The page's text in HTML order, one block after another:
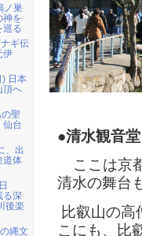
●清水観音堂
ここは京
清水の舞台
比叡山の
こにも、比
ノ巣
を
巡る
ギ伝
伊
日本
頂へ
聖
仙台
、出
道体
る深
後楽
縄文